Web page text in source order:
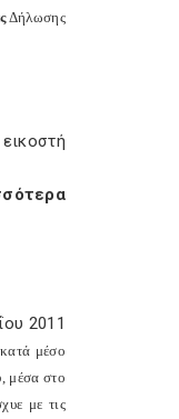
Δήλωσης
2011
μέσο
μέσα στο
με τις